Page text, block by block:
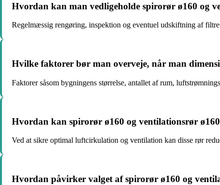
Hvordan kan man vedligeholde spirorør ø160 og
Regelmæssig rengøring, inspektion og eventuel udskiftning af
Hvilke faktorer bør man overveje, når man
Faktorer såsom bygningens størrelse, antallet af rum,
Hvordan kan spirorør ø160 og ventilationsrør
Ved at sikre optimal luftcirkulation og ventilation kan disse rør
Hvordan påvirker valget af spirorør ø160 og